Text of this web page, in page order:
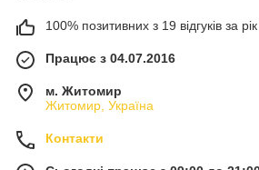
100% позитивних з 19 відгуків за рік
Працює з 04.07.2016
м. Житомир
Житомир, Україна
Контакти